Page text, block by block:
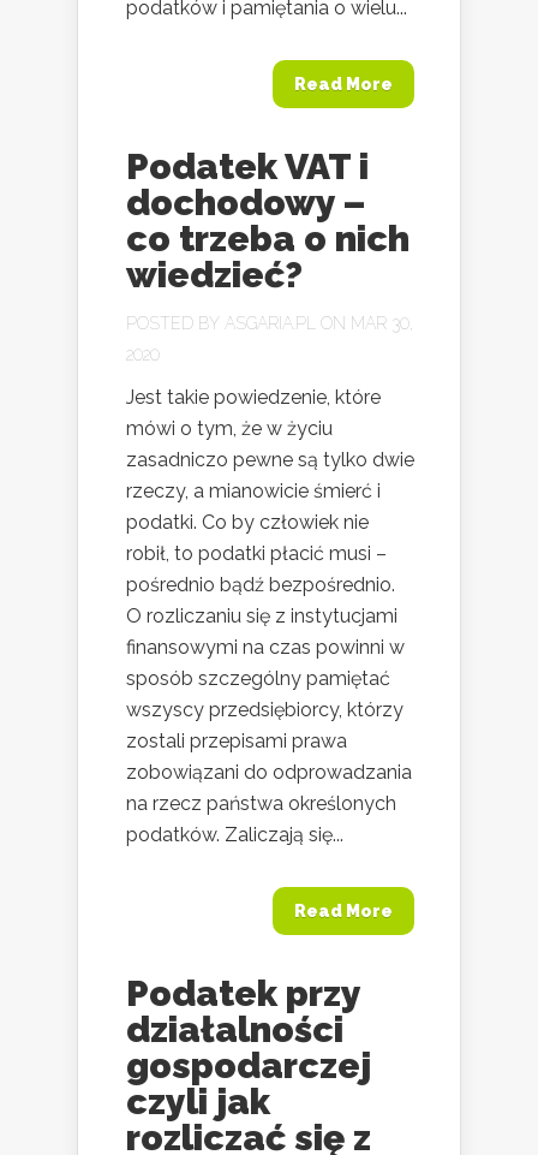
podatków i pamiętania o wielu...
Read More
Podatek VAT i
dochodowy –
co trzeba o nich
wiedzieć?
POSTED BY ASGARIA.PL
ON MAR 30,
2020
Jest takie powiedzenie, które
mówi o tym, że w życiu
zasadniczo pewne są tylko dwie
rzeczy, a mianowicie śmierć i
podatki. Co by człowiek nie
robił, to podatki płacić musi –
pośrednio bądź bezpośrednio.
O rozliczaniu się z instytucjami
finansowymi na czas powinni w
sposób szczególny pamiętać
wszyscy przedsiębiorcy, którzy
zostali przepisami prawa
zobowiązani do odprowadzania
na rzecz państwa określonych
podatków. Zaliczają się...
Read More
Podatek przy
działalności
gospodarczej
czyli jak
rozliczać się z